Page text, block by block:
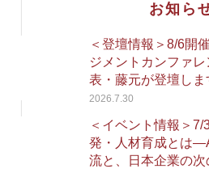
お知ら
＜登壇情報＞8/6開
ジメントカンファ
表・藤元が登壇しま
2026.7.30
＜イベント情報＞
発・人材育成とは
流と、日本企業の次